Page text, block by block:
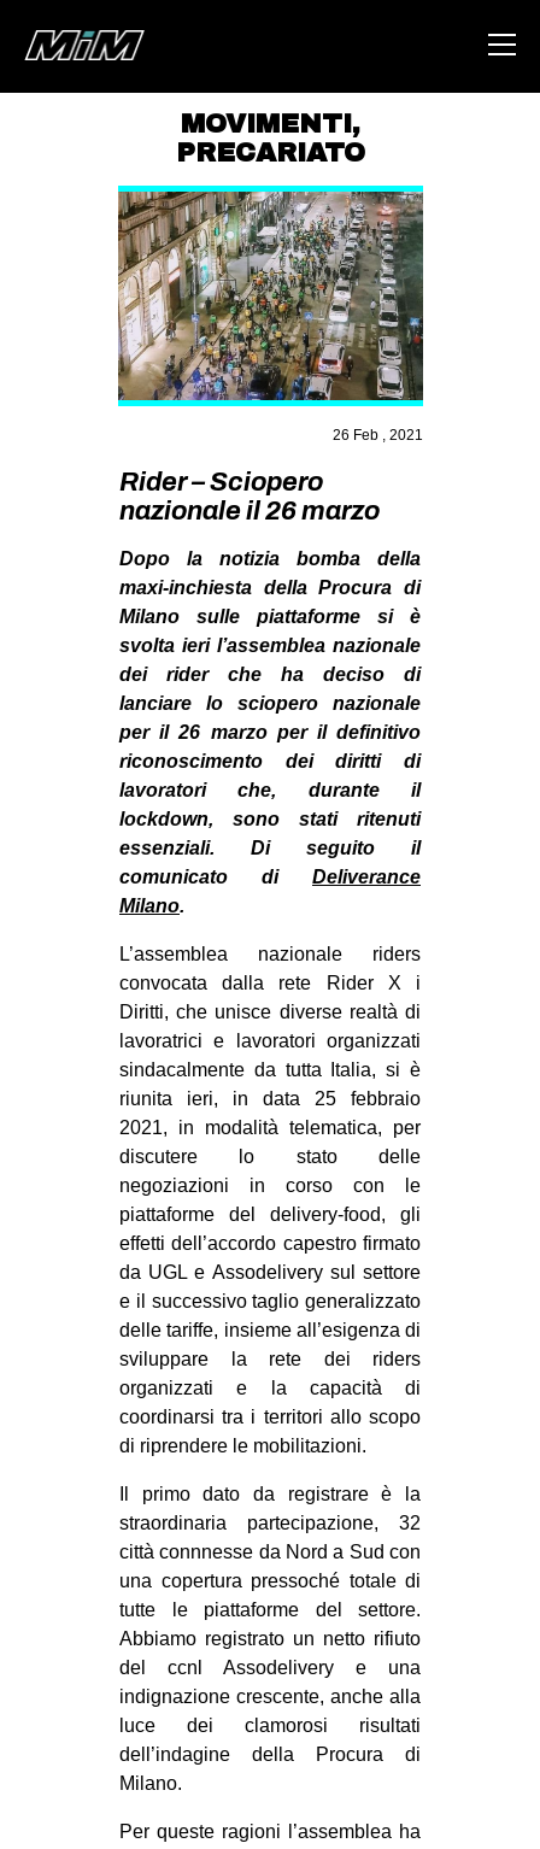
HOME
ABOUT
AREA
DEGENERAZIONE
GAZA FREESTYLE
CSOA LAMBRETTA
ZAM
MILANO
MOBILITAZIONI
SPAZI
SPORT POPOLARE
MOVIMENTI
AMBIENTE
ANTIFASCISMO
DIRITTO ALL’ABITARE
PRECARIATO
REPRESSIONE
CULTURE
CINEMA
MANIFESTI
MUSICA
RECENSIONI
INTERNAZIONALE
AFRICA
AMERICHE
EUROPA
MEDIO ORIENTE
MONDO
in
Fb
MOVIMENTI ,
PRECARIATO
26 Feb , 2021
Rider – Sciopero
nazionale il 26 marzo
Dopo la notizia bomba della
maxi-inchiesta della Procura di
Milano sulle piattaforme si è
svolta ieri l’assemblea nazionale
dei rider che ha deciso di
lanciare lo sciopero nazionale
per il 26 marzo per il definitivo
riconoscimento dei diritti di
lavoratori che, durante il
lockdown, sono stati ritenuti
essenziali. Di seguito il
comunicato di Deliverance
Milano.
L’assemblea nazionale riders
convocata dalla rete Rider X i
Diritti, che unisce diverse realtà di
lavoratrici e lavoratori organizzati
sindacalmente da tutta Italia, si è
riunita ieri, in data 25 febbraio
2021, in modalità telematica, per
discutere lo stato delle
negoziazioni in corso con le
piattaforme del delivery-food, gli
effetti dell’accordo capestro firmato
da UGL e Assodelivery sul settore
e il successivo taglio generalizzato
delle tariffe, insieme all’esigenza di
sviluppare la rete dei riders
organizzati e la capacità di
coordinarsi tra i territori allo scopo
di riprendere le mobilitazioni.
Il primo dato da registrare è la
straordinaria partecipazione, 32
città connnesse da Nord a Sud con
una copertura pressoché totale di
tutte le piattaforme del settore.
Abbiamo registrato un netto rifiuto
del ccnl Assodelivery e una
indignazione crescente, anche alla
luce dei clamorosi risultati
dell’indagine della Procura di
Milano.
Per queste ragioni l’assemblea ha